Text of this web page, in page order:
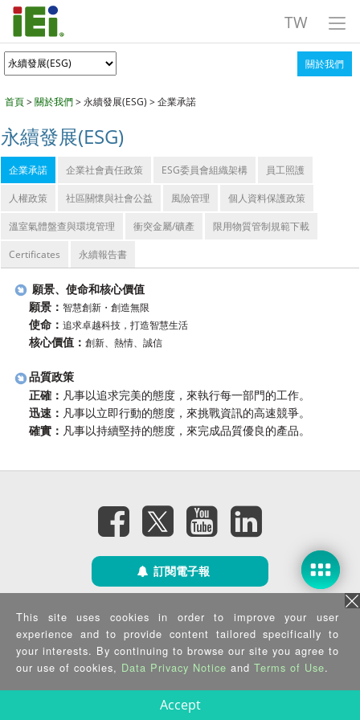
TW
關於我們
首頁>關於我們> 永續發展(ESG) > 企業承諾
永續發展(ESG)
企業承諾 企業社會責任政策 ESG委員會組織架構 員工照護
人權政策 社區關懷與社會公益 風險管理 個人資料保護政策
溫室氣體盤查與環境管理 衝突金屬/礦產 限用物質管制規範下載
Certificates 永續報告書
願景、使命和核心價值
願景： 智慧創新・創造無限
使命： 追求卓越科技，打造智慧生活
核心價值： 創新、熱情、誠信
品質政策
正確： 凡事以追求完美的態度，來執行每一部門的工作。
迅速： 凡事以立即行動的態度，來挑戰資訊的高速競爭。
確實： 凡事以持續堅持的態度，來完成品質優良的產品。
訂閱電子報
資訊安全政策 Terms of Use
Copyright ©2026 IEI Integration Corp. All Rights Reserved.
This site uses cookies in order to improve your user
experience and to provide content tailored specifically to
your interests. By continuing to browse our site you agree to
our use of cookies, Data Privacy Notice and Terms of Use.
Accept